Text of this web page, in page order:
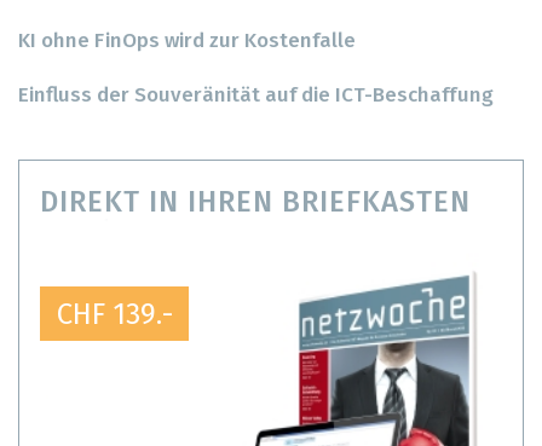
KI ohne FinOps wird zur Kostenfalle
Einfluss der Souveränität auf die ICT-Beschaffung
DIREKT IN IHREN BRIEFKASTEN
CHF 139.-